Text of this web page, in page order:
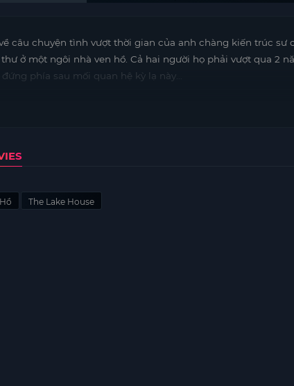
câu chuyện tình vượt thời gian của anh chàng kiến trúc sư
ở một ngôi nhà ven hồ. Cả hai người họ phải vượt qua 2
phía sau mối quan hệ kỳ lạ này…
The Lake House